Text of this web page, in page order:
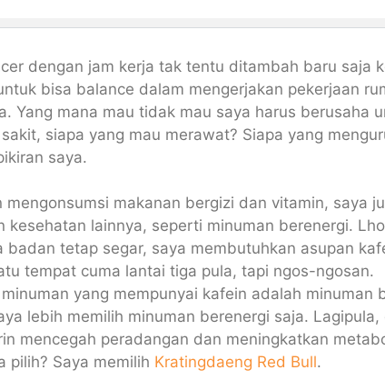
dengan jam kerja tak tentu ditambah baru saja
bisa balance dalam mengerjakan pekerjaan
Yang mana mau tidak mau saya harus berusaha
siapa yang mau merawat? Siapa yang
saya.
mengonsumsi makanan bergizi dan vitamin, saya
kesehatan lainnya, seperti minuman berenergi.
badan tetap segar, saya membutuhkan asupan
tempat cuma lantai tiga pula, tapi ngos-ngosan.
yang mempunyai kafein adalah minuman
lebih memilih minuman berenergi saja.
mencegah peradangan dan meningkatkan
pilih? Saya memilih Kratingdaeng Red Bull.